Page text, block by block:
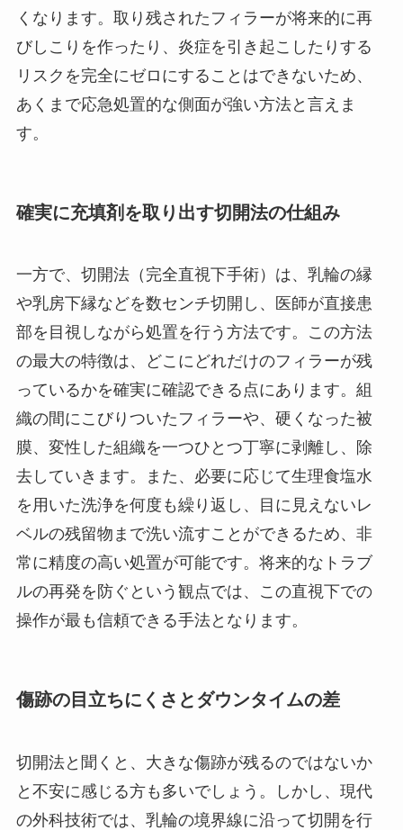
くなります。取り残されたフィラーが将来的に再
びしこりを作ったり、炎症を引き起こしたりする
リスクを完全にゼロにすることはできないため、
あくまで応急処置的な側面が強い方法と言えま
す。
確実に充填剤を取り出す切開法の仕組み
一方で、切開法（完全直視下手術）は、乳輪の縁
や乳房下縁などを数センチ切開し、医師が直接患
部を目視しながら処置を行う方法です。この方法
の最大の特徴は、どこにどれだけのフィラーが残
っているかを確実に確認できる点にあります。組
織の間にこびりついたフィラーや、硬くなった被
膜、変性した組織を一つひとつ丁寧に剥離し、除
去していきます。また、必要に応じて生理食塩水
を用いた洗浄を何度も繰り返し、目に見えないレ
ベルの残留物まで洗い流すことができるため、非
常に精度の高い処置が可能です。将来的なトラブ
ルの再発を防ぐという観点では、この直視下での
操作が最も信頼できる手法となります。
傷跡の目立ちにくさとダウンタイムの差
切開法と聞くと、大きな傷跡が残るのではないか
と不安に感じる方も多いでしょう。しかし、現代
の外科技術では、乳輪の境界線に沿って切開を行